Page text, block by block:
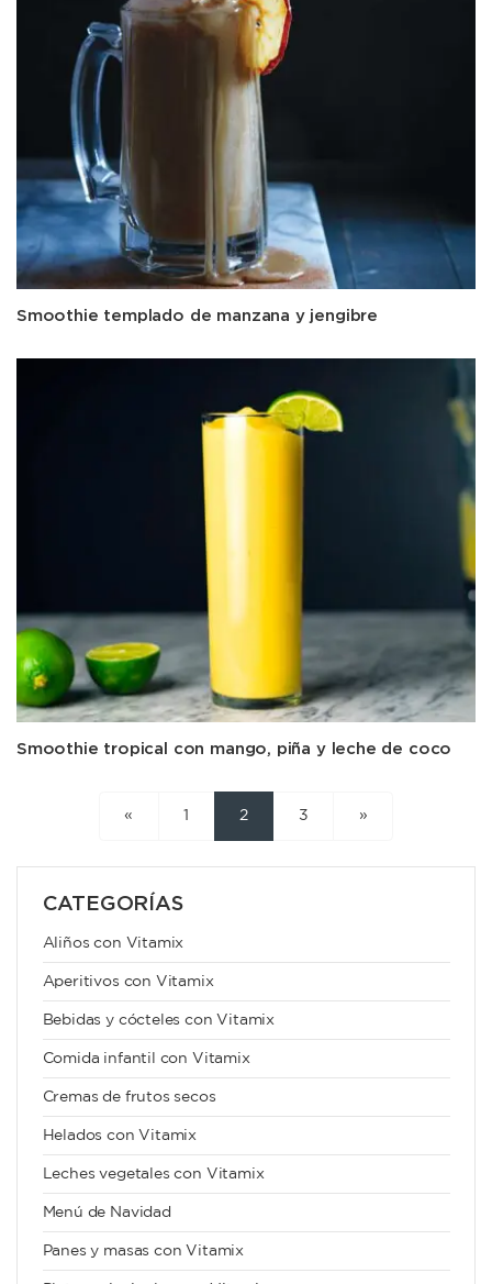
Smoothie templado de manzana y jengibre
Smoothie tropical con mango, piña y leche de coco
« 1 2 3 »
CATEGORÍAS
Aliños con Vitamix
Aperitivos con Vitamix
Bebidas y cócteles con Vitamix
Comida infantil con Vitamix
Cremas de frutos secos
Helados con Vitamix
Leches vegetales con Vitamix
Menú de Navidad
Panes y masas con Vitamix